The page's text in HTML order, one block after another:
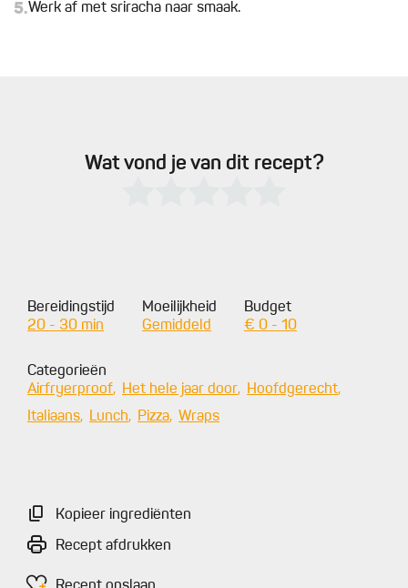
5.Werk af met sriracha naar smaak.
Wat vond je van dit recept?
Bereidingstijd
20 - 30 min
Moeilijkheid
Gemiddeld
Budget
€ 0 - 10
Categorieën
Airfryerproof
Het hele jaar door
Hoofdgerecht
Italiaans
Lunch Pizza Wraps
Kopieer ingrediënten
Recept afdrukken